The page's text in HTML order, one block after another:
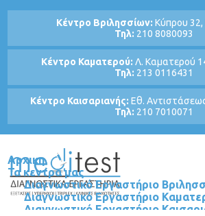
Κέντρο Βριλησσίων: Κύπρου 32,
Τηλ: 210 8080093
Κέντρο Καματερού: Λ. Καματερού
Τηλ: 213 0116431
Κέντρο Καισαριανής: Εθ.
Τηλ: 210 7010071
Αρχικη
Τα κεντρα μας
Διαγνωστικό Εργαστήριο
Διαγνωστικό Εργαστήριο
Διαγνωστικό Εργαστήριο